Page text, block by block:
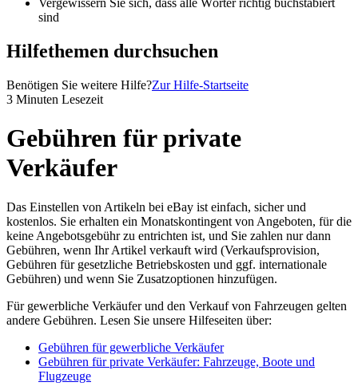
Vergewissern Sie sich, dass alle Wörter richtig buchstabiert
sind
Hilfethemen durchsuchen
Benötigen Sie weitere Hilfe?Zur Hilfe-Startseite
3 Minuten Lesezeit
Gebühren für private
Verkäufer
Das Einstellen von Artikeln bei eBay ist einfach, sicher und
kostenlos. Sie erhalten ein Monatskontingent von Angeboten, für die
keine Angebotsgebühr zu entrichten ist, und Sie zahlen nur dann
Gebühren, wenn Ihr Artikel verkauft wird (Verkaufsprovision,
Gebühren für gesetzliche Betriebskosten und ggf. internationale
Gebühren) und wenn Sie Zusatzoptionen hinzufügen.
Für gewerbliche Verkäufer und den Verkauf von Fahrzeugen gelten
andere Gebühren. Lesen Sie unsere Hilfeseiten über:
Gebühren für gewerbliche Verkäufer
Gebühren für private Verkäufer: Fahrzeuge, Boote und
Flugzeuge